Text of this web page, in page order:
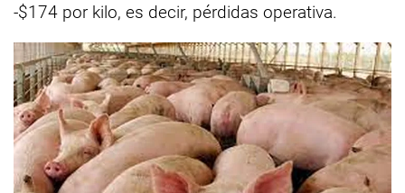
-$174 por kilo, es decir, pérdidas operativa.